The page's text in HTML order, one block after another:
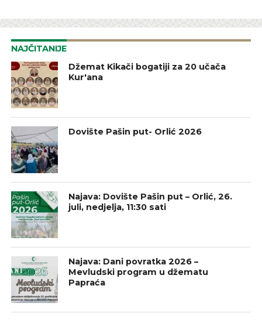
NAJČITANIJE
Džemat Kikači bogatiji za 20 učača
Kur'ana
Dovište Pašin put- Orlić 2026
Najava: Dovište Pašin put – Orlić, 26.
juli, nedjelja, 11:30 sati
Najava: Dani povratka 2026 –
Mevludski program u džematu
Papraća